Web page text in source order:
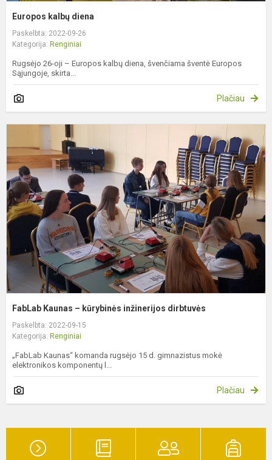
Europos kalbų diena
Paskelbta: 2022-09-26
Kategorija: Renginiai
Rugsėjo 26-oji – Europos kalbų diena, švenčiama šventė Europos
Sąjungoje, skirta...
Plačiau
FabLab Kaunas – kūrybinės inžinerijos dirbtuvės
Paskelbta: 2022-09-15
Kategorija: Renginiai
„FabLab Kaunas“ komanda rugsėjo 15 d. gimnazistus mokė
elektronikos komponentų l...
Plačiau